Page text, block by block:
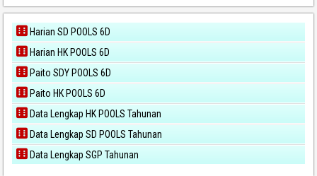
Harian SD POOLS 6D
Harian HK POOLS 6D
Paito SDY POOLS 6D
Paito HK POOLS 6D
Data Lengkap HK POOLS Tahunan
Data Lengkap SD POOLS Tahunan
Data Lengkap SGP Tahunan